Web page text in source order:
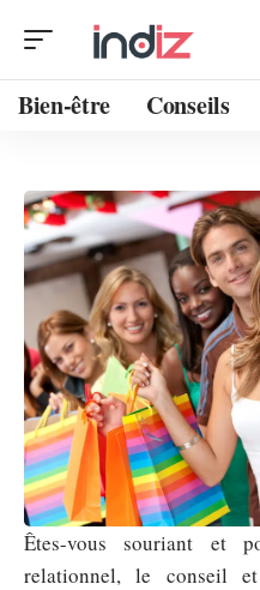
Bien-être Conseils
Êtes-vous souriant et
relationnel, le conseil